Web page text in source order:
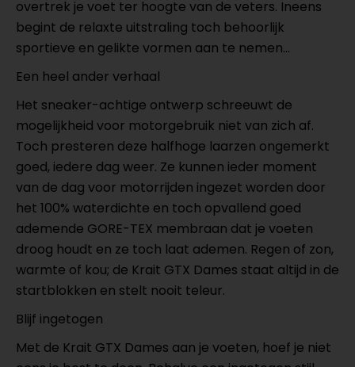
overtrek je voet ter hoogte van de veters. Ineens
begint de relaxte uitstraling toch behoorlijk
sportieve en gelikte vormen aan te nemen...
Een heel ander verhaal
Het sneaker-achtige ontwerp schreeuwt de
mogelijkheid voor motorgebruik niet van zich af.
Toch presteren deze halfhoge laarzen ongemerkt
goed, iedere dag weer. Ze kunnen ieder moment
van de dag voor motorrijden ingezet worden door
het 100% waterdichte en toch opvallend goed
ademende GORE-TEX membraan dat je voeten
droog houdt en ze toch laat ademen. Regen of zon,
warmte of kou; de Krait GTX Dames staat altijd in de
startblokken en stelt nooit teleur.
Blijf ingetogen
Met de Krait GTX Dames aan je voeten, hoef je niet